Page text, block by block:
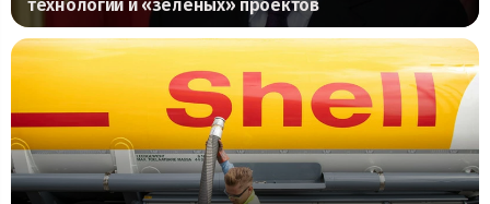
технологий и «зеленых» проектов